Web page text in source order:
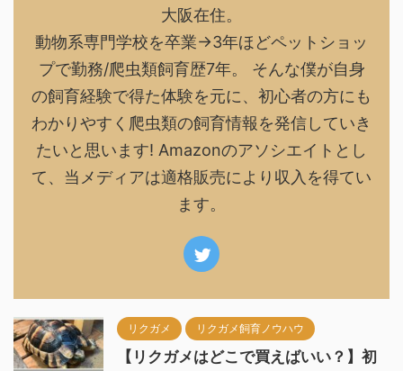
大阪在住。
動物系専門学校を卒業→3年ほどペットショッ
プで勤務/爬虫類飼育歴7年。 そんな僕が自身
の飼育経験で得た体験を元に、初心者の方にも
わかりやすく爬虫類の飼育情報を発信していき
たいと思います! Amazonのアソシエイトとし
て、当メディアは適格販売により収入を得てい
ます。
リクガメ リクガメ飼育ノウハウ
【リクガメはどこで買えばいい？】初